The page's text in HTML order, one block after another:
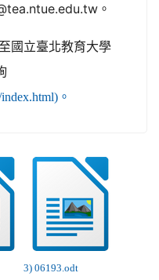
。
國立臺北教育大學
。
3) 06193.odt